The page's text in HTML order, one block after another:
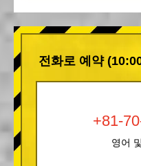
전화로 예약
+81-
영어